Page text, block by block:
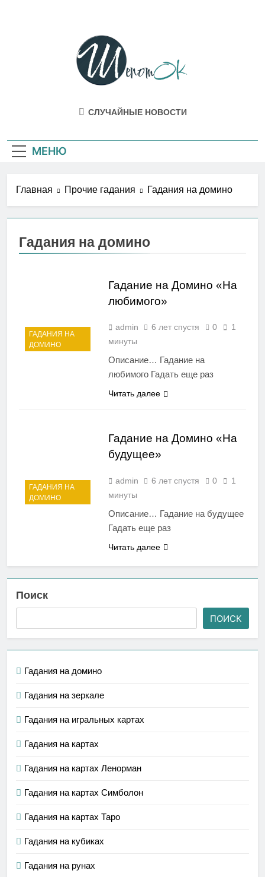
ШепотОК
Эзотерика И Мистика Как Она Есть В
СЛУЧАЙНЫЕ НОВОСТИ
МЕНЮ
Главная Прочие гадания Гадания на домино
Гадания на домино
ГАДАНИЯ НА
ДОМИНО
Гадание на Домино «На
любимого»
admin 6 лет спустя 0
1
минуты
Описание… Гадание на
любимого Гадать еще раз
Читать далее
ГАДАНИЯ НА
ДОМИНО
Гадание на Домино «На
будущее»
admin 6 лет спустя 0
1
минуты
Описание… Гадание на будущее
Гадать еще раз
Читать далее
Поиск
ПОИСК
Гадания на домино
Гадания на зеркале
Гадания на игральных картах
Гадания на картах
Гадания на картах Ленорман
Гадания на картах Симболон
Гадания на картах Таро
Гадания на кубиках
Гадания на рунах